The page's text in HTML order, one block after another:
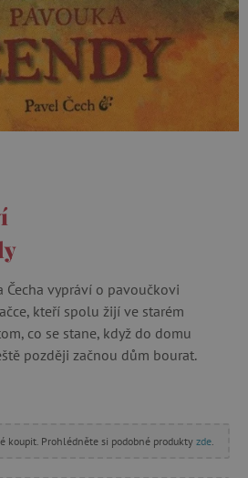
vypráví o pavoučkovi
kteří spolu žijí ve starém
co se stane, když do domu
později začnou dům bourat.
koupit. Prohlédněte si podobné produkty zde